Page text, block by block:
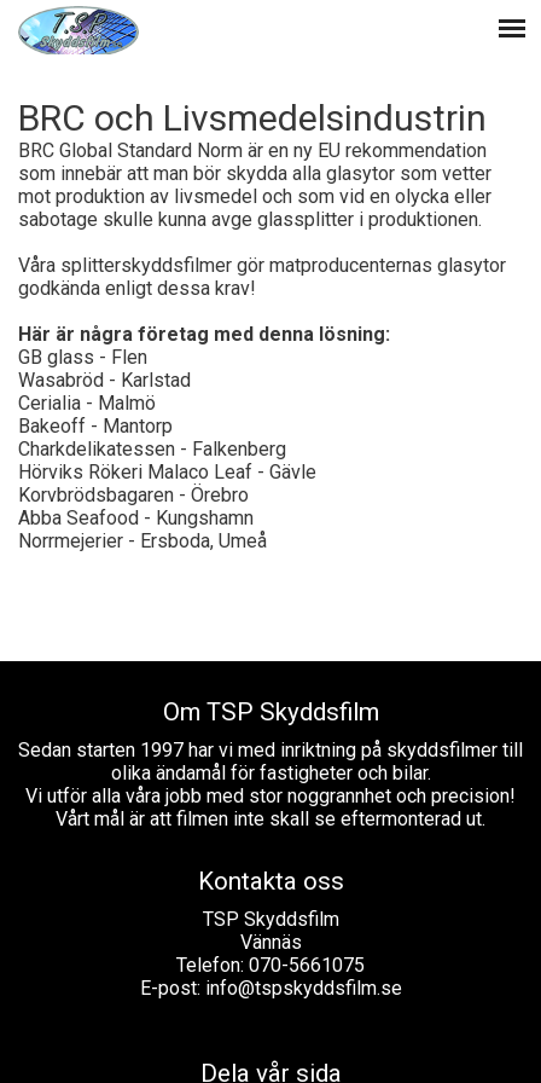
BRC och Livsmedelsindustrin
BRC Global Standard Norm är en ny EU rekommendation
som innebär att man bör skydda alla glasytor som vetter
mot produktion av livsmedel och som vid en olycka eller
sabotage skulle kunna avge glassplitter i produktionen.
Våra splitterskyddsfilmer gör matproducenternas glasytor
godkända enligt dessa krav!
Här är några företag med denna lösning:
GB glass - Flen
Wasabröd - Karlstad
Cerialia - Malmö
Bakeoff - Mantorp
Charkdelikatessen - Falkenberg
Hörviks Rökeri Malaco Leaf - Gävle
Korvbrödsbagaren - Örebro
Abba Seafood - Kungshamn
Norrmejerier - Ersboda, Umeå
Om TSP Skyddsfilm
Sedan starten 1997 har vi med inriktning på skyddsfilmer till
olika ändamål för fastigheter och bilar.
Vi utför alla våra jobb med stor noggrannhet och precision!
Vårt mål är att filmen inte skall se eftermonterad ut.
Kontakta oss
TSP Skyddsfilm
Vännäs
Telefon: 070-5661075
E-post: info@tspskyddsfilm.se
Dela vår sida